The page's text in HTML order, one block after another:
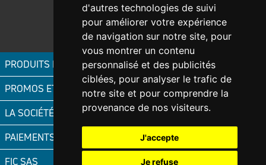
d'autres technologies de suivi
pour améliorer votre expérience
de navigation sur notre site, pour
vous montrer un contenu
personnalisé et des publicités
ciblées, pour analyser le trafic de
notre site et pour comprendre la
provenance de nos visiteurs.
J'accepte
Je refuse
Magni-fic.fr
PRODUITS FIC
PROMOS ET OFFRES
LA SOCIÉTÉ FIC
PAIEMENTS ACCEPTÉS
FIC SAS